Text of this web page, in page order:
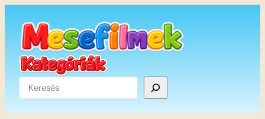
tartalomhoz
Keresés